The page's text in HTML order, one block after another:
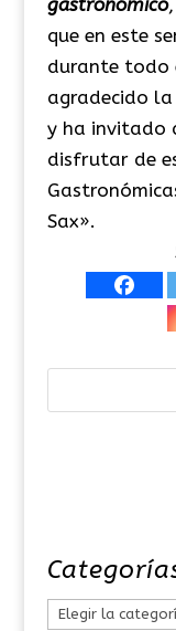
que en este
durante todo
agradecido
y ha invitado
disfrutar de
Sax».